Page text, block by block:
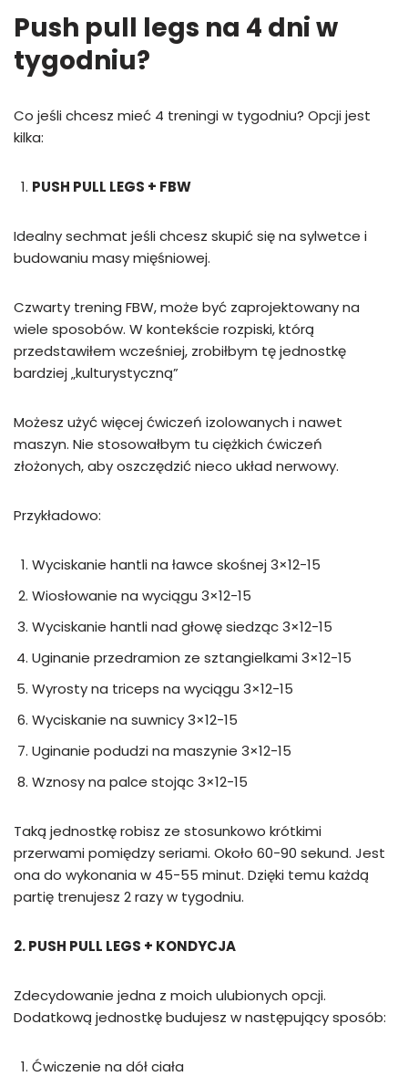
Push pull legs na 4 dni w
tygodniu?
Co jeśli chcesz mieć 4 treningi w tygodniu? Opcji jest
kilka:
PUSH PULL LEGS + FBW
Idealny sechmat jeśli chcesz skupić się na sylwetce i
budowaniu masy mięśniowej.
Czwarty trening FBW, może być zaprojektowany na
wiele sposobów. W kontekście rozpiski, którą
przedstawiłem wcześniej, zrobiłbym tę jednostkę
bardziej „kulturystyczną”
Możesz użyć więcej ćwiczeń izolowanych i nawet
maszyn. Nie stosowałbym tu ciężkich ćwiczeń
złożonych, aby oszczędzić nieco układ nerwowy.
Przykładowo:
Wyciskanie hantli na ławce skośnej 3×12-15
Wiosłowanie na wyciągu 3×12-15
Wyciskanie hantli nad głowę siedząc 3×12-15
Uginanie przedramion ze sztangielkami 3×12-15
Wyrosty na triceps na wyciągu 3×12-15
Wyciskanie na suwnicy 3×12-15
Uginanie podudzi na maszynie 3×12-15
Wznosy na palce stojąc 3×12-15
Taką jednostkę robisz ze stosunkowo krótkimi
przerwami pomiędzy seriami. Około 60-90 sekund. Jest
ona do wykonania w 45-55 minut. Dzięki temu każdą
partię trenujesz 2 razy w tygodniu.
2. PUSH PULL LEGS + KONDYCJA
Zdecydowanie jedna z moich ulubionych opcji.
Dodatkową jednostkę budujesz w następujący sposób:
Ćwiczenie na dół ciała